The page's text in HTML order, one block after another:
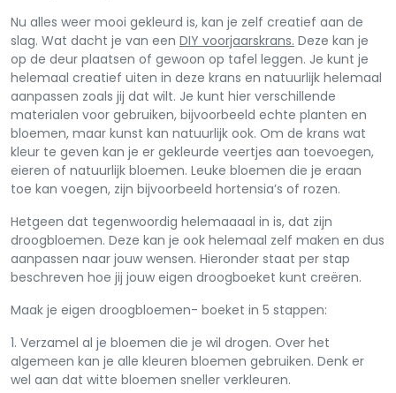
Nu alles weer mooi gekleurd is, kan je zelf creatief aan de
slag. Wat dacht je van een DIY voorjaarskrans. Deze kan je
op de deur plaatsen of gewoon op tafel leggen. Je kunt je
helemaal creatief uiten in deze krans en natuurlijk helemaal
aanpassen zoals jij dat wilt. Je kunt hier verschillende
materialen voor gebruiken, bijvoorbeeld echte planten en
bloemen, maar kunst kan natuurlijk ook. Om de krans wat
kleur te geven kan je er gekleurde veertjes aan toevoegen,
eieren of natuurlijk bloemen. Leuke bloemen die je eraan
toe kan voegen, zijn bijvoorbeeld hortensia’s of rozen.
Hetgeen dat tegenwoordig helemaaaal in is, dat zijn
droogbloemen. Deze kan je ook helemaal zelf maken en dus
aanpassen naar jouw wensen. Hieronder staat per stap
beschreven hoe jij jouw eigen droogboeket kunt creëren.
Maak je eigen droogbloemen- boeket in 5 stappen:
1. Verzamel al je bloemen die je wil drogen. Over het
algemeen kan je alle kleuren bloemen gebruiken. Denk er
wel aan dat witte bloemen sneller verkleuren.